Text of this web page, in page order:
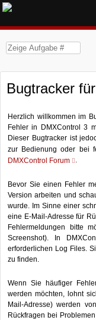
Bugtracker
Herzlich willkommen im
Fehler in DMXControl 3
Dieser Bugtracker ist
zur Bedienung oder bei
DMXControl Forum
.
Bevor Sie einen Fehler
Version arbeiten und
wurde. Im Sinne einer
eine E-Mail-Adresse für
Fehlermeldungen bitte
Screenshot). In
erforderlichen Log Files.
zu finden.
Wenn Sie häufiger
werden möchten, lohnt
Mail-Adresse) werden
Rückfragen bei